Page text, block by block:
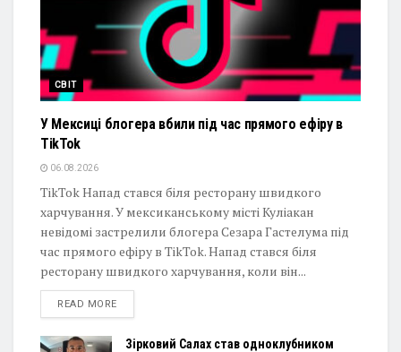
СВІТ
У Мексиці блогера вбили під час прямого ефіру в
TikTok
06.08.2026
TikTok Напад стався біля ресторану швидкого
харчування. У мексиканському місті Куліакан
невідомі застрелили блогера Сезара Гастелума під
час прямого ефіру в TikTok. Напад стався біля
ресторану швидкого харчування, коли він...
READ MOREDETAILS
Зірковий Салах став одноклубником